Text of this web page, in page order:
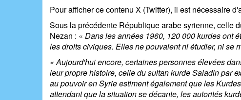
Pour afficher ce contenu X (Twitter), il est nécessaire
Sous la précédente République arabe syrienne, celle
Nezan : « Dans les années 1960, 120000 kurdes ont
les droits civiques. Elles ne pouvaient ni étudier, ni se
« Aujourd'hui encore, certaines personnes élevées
leur propre histoire, celle du sultan kurde Saladin par
au pouvoir en Syrie estiment également que les
attendant que la situation se décante, les autorités